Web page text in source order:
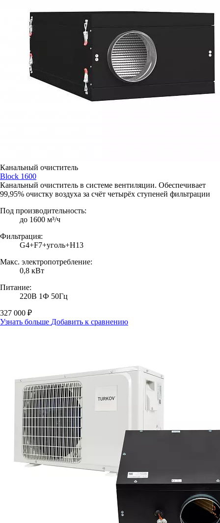
Канальный очиститель
Block 1600
Канальный очиститель в системе вентиляции. Обеспечивает
99,95% очистку воздуха за счёт четырёх ступеней фильтрации
Под производительность:
до 1600 м³/ч
Фильтрация:
G4+F7+уголь+H13
Макс. электропотребление:
0,8 кВт
Питание:
220В 1Ф 50Гц
327 000 ₽
Узнать больше Добавить к сравнению